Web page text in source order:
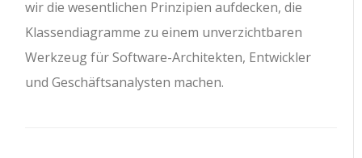
wir die wesentlichen Prinzipien aufdecken, die
Klassendiagramme zu einem unverzichtbaren
Werkzeug für Software-Architekten, Entwickler
und Geschäftsanalysten machen.